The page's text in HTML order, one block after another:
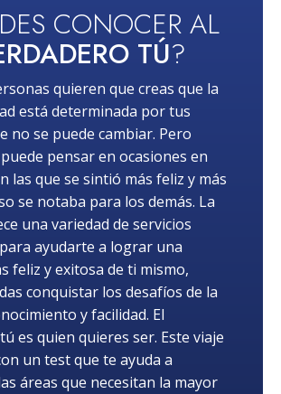
CONOCER AL
TÚ?
quieren que creas que la
está determinada por tus
no se puede cambiar. Pero
pensar en ocasiones en
las que se sintió más feliz y más
se notaba para los demás. La
una variedad de servicios
ayudarte a lograr una
feliz y exitosa de ti mismo,
conquistar los desafíos de la
y facilidad. El
es quien quieres ser. Este viaje
un test que te ayuda a
áreas que necesitan la mayor